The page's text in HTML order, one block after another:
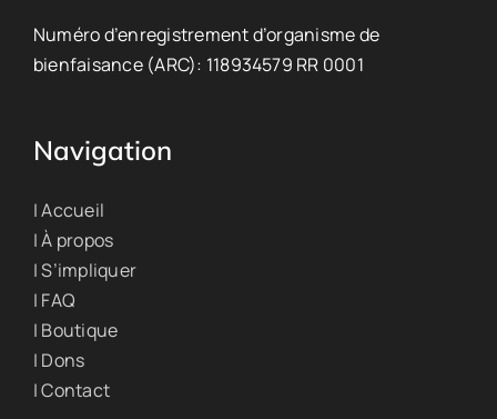
Numéro d’enregistrement d’organisme de
bienfaisance (ARC): 118934579 RR 0001
Navigation
| Accueil
| À propos
| S’impliquer
| FAQ
| Boutique
| Dons
| Contact